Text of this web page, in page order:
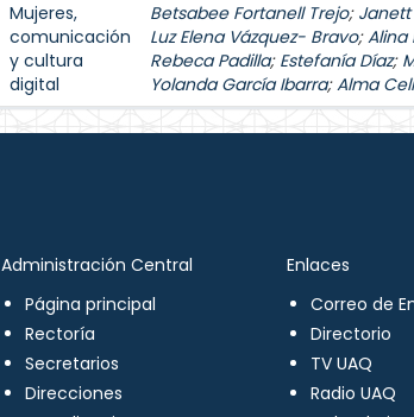
Mujeres,
comunicación
y cultura
digital
Betsabee Fortanell Trejo;
Luz Elena Vázquez- Bravo;Alina
Rebeca Padilla; Estefanía Díaz;
Yolanda García Ibarra;Alma
Administración Central
Página principal
Rectoría
Secretarios
Direcciones
Enlaces
Correo de
Directorio
TV UAQ
Radio UAQ